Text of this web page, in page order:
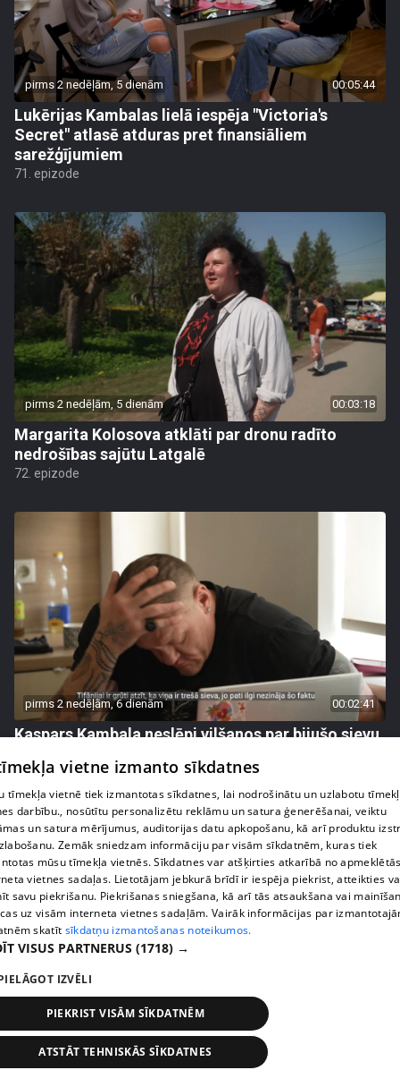
pirms 2 nedēļām, 5 dienām 00:05:44
Lukērijas Kambalas lielā iespēja "Victoria's
Secret" atlasē atduras pret finansiāliem
sarežģījumiem
71. epizode
pirms 2 nedēļām, 5 dienām 00:03:18
Margarita Kolosova atklāti par dronu radīto
nedrošības sajūtu Latgalē
72. epizode
pirms 2 nedēļām, 6 dienām 00:02:41
Kaspars Kambala neslēpj vilšanos par bijušo sievu
72. epizode
pirms 2 nedēļām, 6 dienām
Draudzene aicina pārvākties Magoni uz Kurzemes
pusi
73. epizode
vietne izmanto sīkdatnes
tīmekļa vietnē tiek izmantotas sīkdatnes, lai nodrošinātu un uzlabotu
darbību., nosūtītu personalizētu reklāmu un satura ģenerēšanai, veiktu
un satura mērījumus, auditorijas datu apkopošanu, kā arī produktu
Zemāk sniedzam informāciju par visām sīkdatnēm, kuras tiek
mūsu tīmekļa vietnēs. Sīkdatnes var atšķirties atkarībā no
vietnes sadaļas. Lietotājam jebkurā brīdī ir iespēja piekrist, atteikties
savu piekrišanu. Piekrišanas sniegšana, kā arī tās atsaukšana vai
uz visām interneta vietnes sadaļām. Vairāk informācijas par
skatīt sīkdatņu izmantošanas noteikumos.
VISUS PARTNERUS (1718) →
IZVĒLI
PIEKRIST VISĀM SĪKDATNĒM
ATSTĀT TEHNISKĀS SĪKDATNES